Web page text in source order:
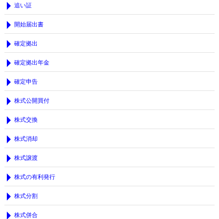
追い証
開始届出書
確定拠出
確定拠出年金
確定申告
株式公開買付
株式交換
株式消却
株式譲渡
株式の有利発行
株式分割
株式併合